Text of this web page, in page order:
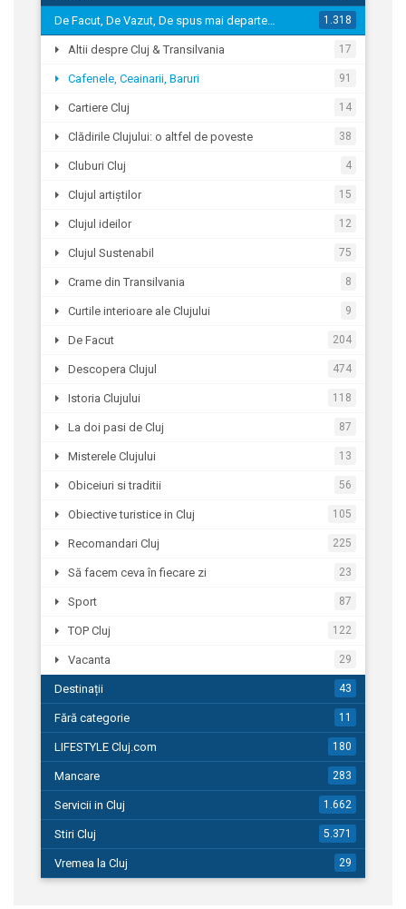
De Facut, De Vazut, De spus mai departe… 1.318
Altii despre Cluj & Transilvania 17
Cafenele, Ceainarii, Baruri 91
Cartiere Cluj 14
Clădirile Clujului: o altfel de poveste 38
Cluburi Cluj 4
Clujul artiștilor 15
Clujul ideilor 12
Clujul Sustenabil 75
Crame din Transilvania 8
Curtile interioare ale Clujului 9
De Facut 204
Descopera Clujul 474
Istoria Clujului 118
La doi pasi de Cluj 87
Misterele Clujului 13
Obiceiuri si traditii 56
Obiective turistice in Cluj 105
Recomandari Cluj 225
Să facem ceva în fiecare zi 23
Sport 87
TOP Cluj 122
Vacanta 29
Destinații 43
Fără categorie 11
LIFESTYLE Cluj.com 180
Mancare 283
Servicii in Cluj 1.662
Stiri Cluj 5.371
Vremea la Cluj 29